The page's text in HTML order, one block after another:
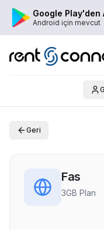
Google Play'den
Android için mevcut
Geri
Fas
3GB Plan